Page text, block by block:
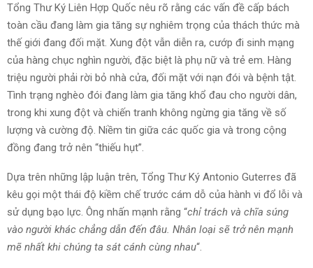
Tổng Thư Ký Liên Hợp Quốc nêu rõ rằng các vấn đề cấp bách
toàn cầu đang làm gia tăng sự nghiêm trọng của thách thức mà
thế giới đang đối mặt. Xung đột vẫn diễn ra, cướp đi sinh mạng
của hàng chục nghìn người, đặc biệt là phụ nữ và trẻ em. Hàng
triệu người phải rời bỏ nhà cửa, đối mặt với nạn đói và bệnh tật.
Tình trạng nghèo đói đang làm gia tăng khổ đau cho người dân,
trong khi xung đột và chiến tranh không ngừng gia tăng về số
lượng và cường độ. Niềm tin giữa các quốc gia và trong cộng
đồng đang trở nên “thiếu hụt”.
Dựa trên những lập luận trên, Tổng Thư Ký Antonio Guterres đã
kêu gọi một thái độ kiềm chế trước cám dỗ của hành vi đổ lỗi và
sử dụng bạo lực. Ông nhấn mạnh rằng “chỉ trách và chĩa súng
vào người khác chẳng dẫn đến đâu. Nhân loại sẽ trở nên mạnh
mẽ nhất khi chúng ta sát cánh cùng nhau“.